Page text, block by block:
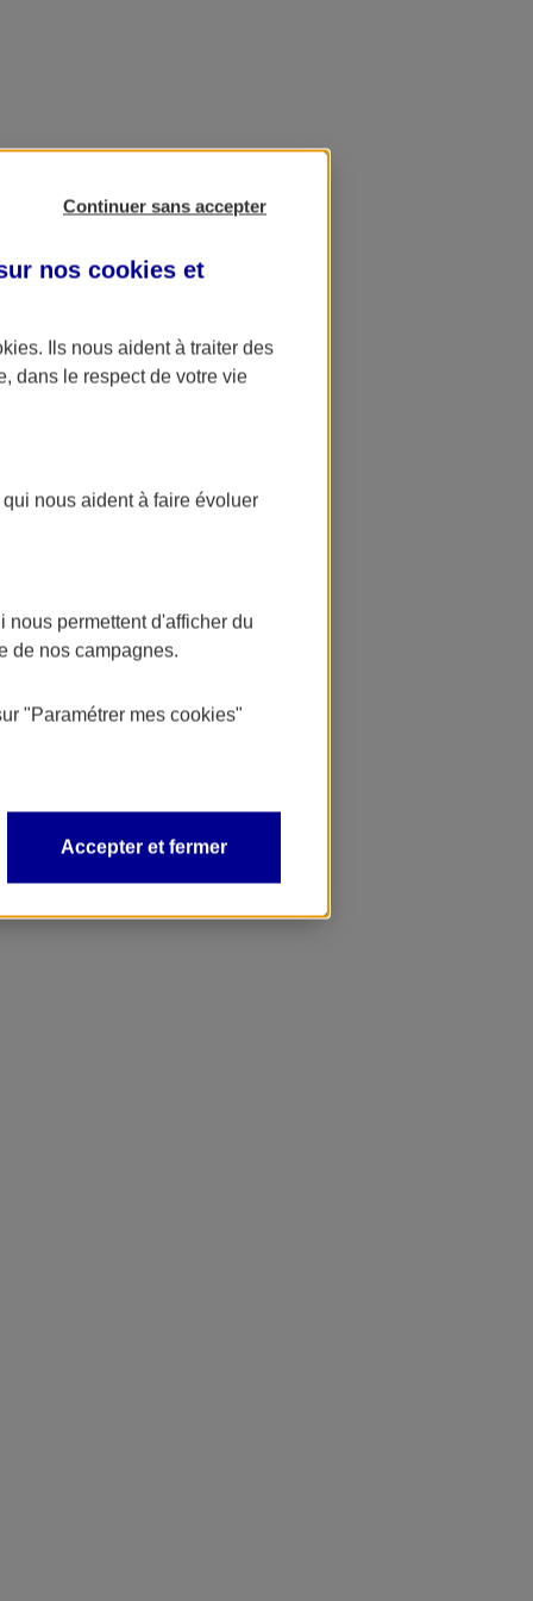
Continuer sans accepter
nos cookies et
. Ils nous aident à traiter des
dans le respect de votre vie
nous aident à faire évoluer
permettent d'afficher du
de nos campagnes.
"Paramétrer mes cookies"
Accepter et fermer